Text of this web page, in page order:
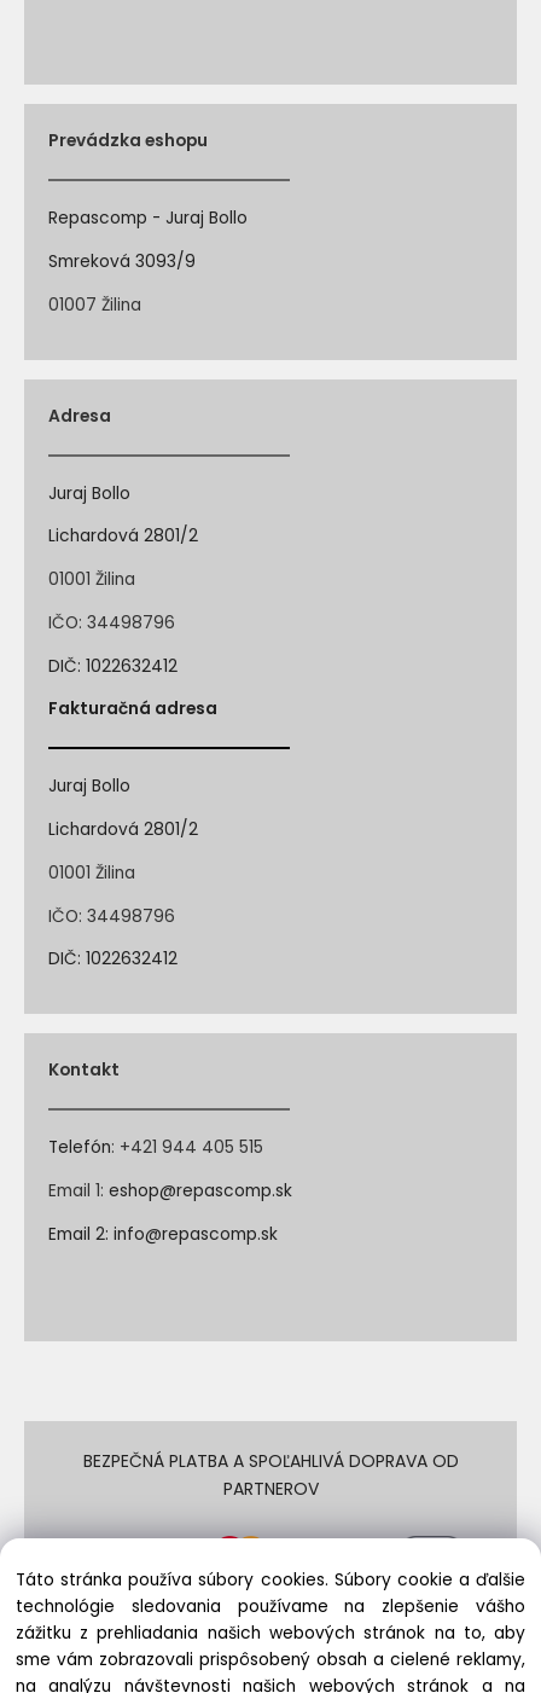
Prevádzka eshopu
Repascomp - Juraj Bollo
Smreková 3093/9
01007 Žilina
Adresa
Juraj Bollo
Lichardová 2801/2
01001 Žilina
IČO: 34498796
DIČ: 1022632412
Fakturačná adresa
Juraj Bollo
Lichardová 2801/2
01001 Žilina
IČO: 34498796
DIČ: 1022632412
Kontakt
Telefón: +421 944 405 515
Email 1: eshop@repascomp.sk
Email 2: info@repascomp.sk
BEZPEČNÁ PLATBA A SPOĽAHLIVÁ DOPRAVA OD
PARTNEROV
© REPASCOMP.SK 2009 - 2024 | Všetky práva vyhradené
Táto stránka používa súbory cookies. Súbory cookie a ďalšie
technológie sledovania používame na zlepšenie vášho
zážitku z prehliadania našich webových stránok na to, aby
sme vám zobrazovali prispôsobený obsah a cielené reklamy,
na analýzu návštevnosti našich webových stránok a na